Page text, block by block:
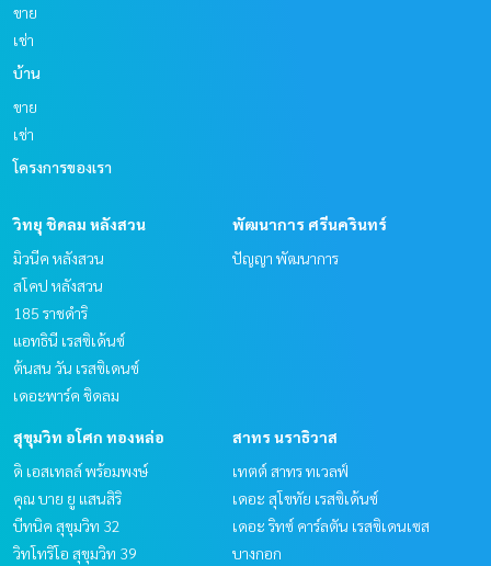
ขาย
เช่า
บ้าน
ขาย
เช่า
โครงการของเรา
วิทยุ ชิดลม หลังสวน
มิวนีค หลังสวน
สโคป หลังสวน
185 ราชดำริ
แอทธินี เรสซิเด้นซ์
ต้นสน วัน เรสซิเดนซ์
เดอะพาร์ค ชิดลม
พัฒนาการ ศรีนครินทร์
ปัญญา พัฒนาการ
สุขุมวิท อโศก ทองหล่อ
ดิ เอสเทลล์ พร้อมพงษ์
คุณ บาย ยู แสนสิริ
บีทนิค สุขุมวิท 32
วิทโทริโอ สุขุมวิท 39
สาทร นราธิวาส
เทตต์ สาทร ทเวลฟ์
เดอะ สุโขทัย เรสซิเด้นซ์
เดอะ ริทซ์ คาร์ลตัน เรสซิเดนเซส
บางกอก